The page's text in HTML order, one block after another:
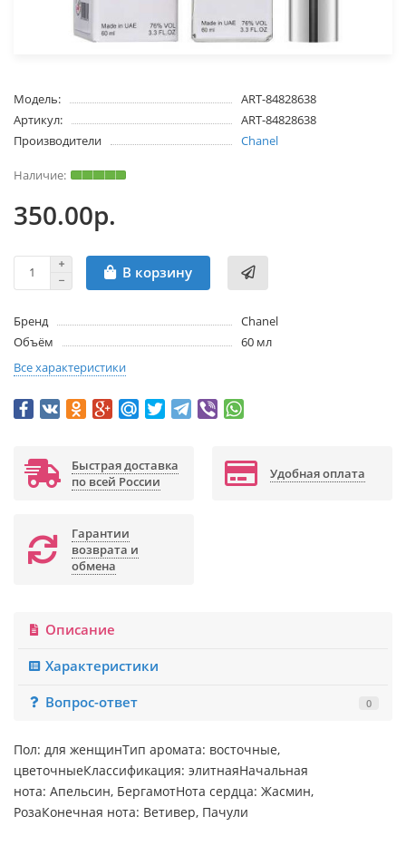
Модель:
ART-84828638
Артикул:
ART-84828638
Производители
Chanel
350.00р.
В корзину
Бренд
Chanel
Объём
60 мл
Все характеристики
Быстрая доставка
по всей России
Удобная оплата
Гарантии
возврата и
обмена
Описание
Характеристики
Вопрос-ответ
0
Пол: для женщинТип аромата: восточные,
цветочныеКлассификация: элитнаяНачальная
нота: Апельсин, БергамотНота сердца: Жасмин,
РозаКонечная нота: Ветивер, Пачули